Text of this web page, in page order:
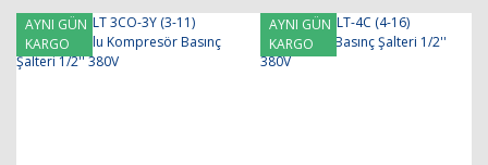
AYNI GÜN
KARGO
AYNI GÜN
KARGO